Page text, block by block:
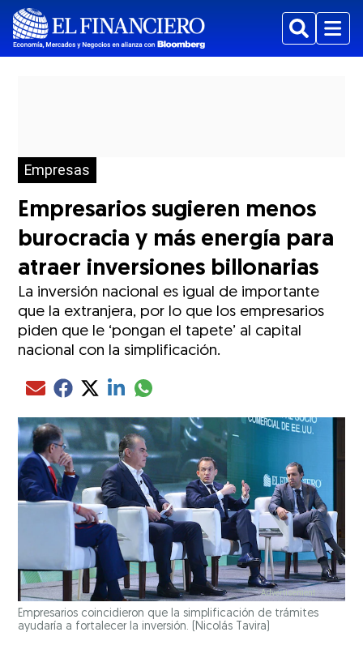
BuscarMenu
Empresas
Empresarios sugieren menos
burocracia y más energía para
atraer inversiones billonarias
La inversión nacional es igual de importante
que la extranjera, por lo que los empresarios
piden que le ‘pongan el tapete’ al capital
nacional con la simplificación.
Compartir el artículo actual mediante Email
Compartir el artículo actual mediante Facebook
Compartir el artículo actual mediante Twitter
Compartir el artículo actual mediante LinkedIn
Compartir el artículo actual mediante
Empresarios coincidieron que la simplificación de trámites
ayudaría a fortalecer la inversión.
(Nicolás Tavira)